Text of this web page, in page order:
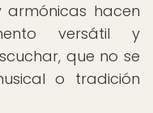
hacen
versátil y
que no se
o tradición